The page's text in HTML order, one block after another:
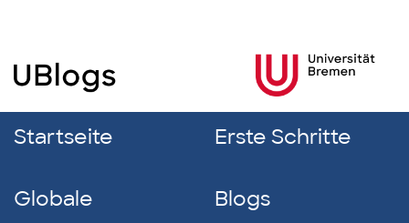
Startseite Erste Schritte
Globale
Blogs